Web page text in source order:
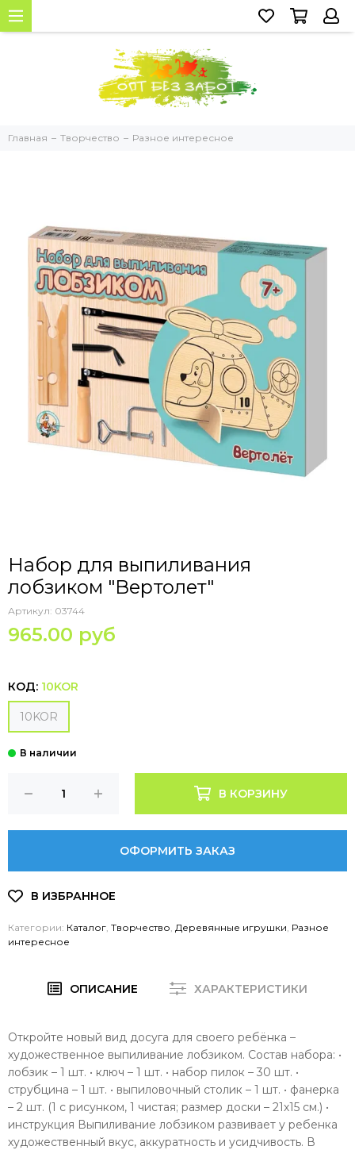
Главная Творчество Разное интересное
Набор для выпиливания
лобзиком "Вертолет"
Артикул: 03744
965.00 руб
КОД: 10KOR
10KOR
В КОРЗИНУ
ОФОРМИТЬ ЗАКАЗ
Категории: Каталог Творчество Деревянные игрушки Разное
интересное
ОПИСАНИЕ ХАРАКТЕРИСТИКИ
Откройте новый вид досуга для своего ребёнка –
художественное выпиливание лобзиком. Состав набора: •
лобзик – 1 шт. • ключ – 1 шт. • набор пилок – 30 шт. •
струбцина – 1 шт. • выпиловочный столик – 1 шт. • фанерка
– 2 шт. (1 с рисунком, 1 чистая; размер доски – 21х15 см.) •
инструкция Выпиливание лобзиком развивает у ребенка
художественный вкус, аккуратность и усидчивость. В